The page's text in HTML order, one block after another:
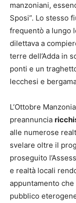
manzoniani,
Sposi”. Lo stesso
frequentò a lungo
dilettava a
terre dell’Adda in
ponti e un
lecchesi e
L’Ottobre
preannuncia
alle numerose
svelare oltre il
proseguito
e realtà locali
appuntamento
pubblico